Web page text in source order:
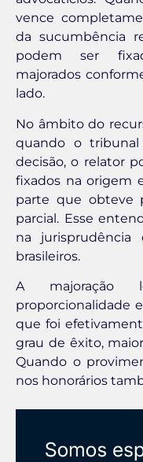
vence
da sucumbência
podem ser
majorados
lado.
No âmbito do
quando o tribunal
decisão, o relator
fixados na origem
parte que obteve
parcial. Esse
na jurisprudência
brasileiros.
A
proporcionalidade
que foi
grau de êxito,
Quando o
nos honorários